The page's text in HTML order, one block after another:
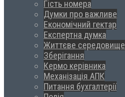
Гість номера
Думки про важливе
Економічний гектар
Експертна думка
Життєве середовище
Зберігання
Кермо керівника
Механізація АПК
Питання бухгалтерії